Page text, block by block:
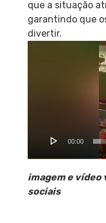
que a situação
garantindo que
divertir.
00:00
imagem e vídeo
sociais